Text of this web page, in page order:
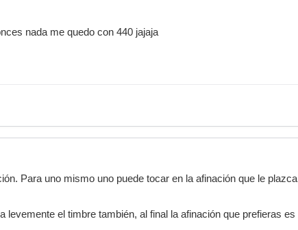
nada me quedo con 440 jajaja
Para uno mismo uno puede tocar en la afinación que le
levemente el timbre también, al final la afinación que prefieras